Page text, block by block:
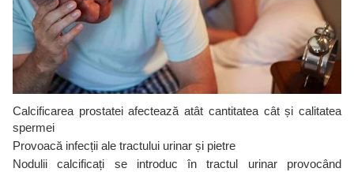
Calcificarea prostatei afectează atât cantitatea cât și calitatea
spermei
Provoacă infecții ale tractului urinar și pietre
Nodulii calcificați se introduc în tractul urinar provocând